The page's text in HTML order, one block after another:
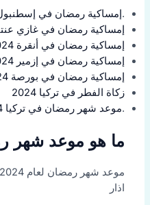
.إمساكية رمضان في إسطنبول 2024-1445
إمساكية رمضان في غازي عنتاب 2024-
إمساكية رمضان في أنقرة 2024 -1445 هـ
إمساكية رمضان في إزمير 2024 – 1445 هـ
إمساكية رمضان في بورصة 2024 – 1445 هـ
زكاة الفطر في تركيا 2024
.موعد شهر رمضان في تركيا 2024
ما هو موعد شهر
اذار